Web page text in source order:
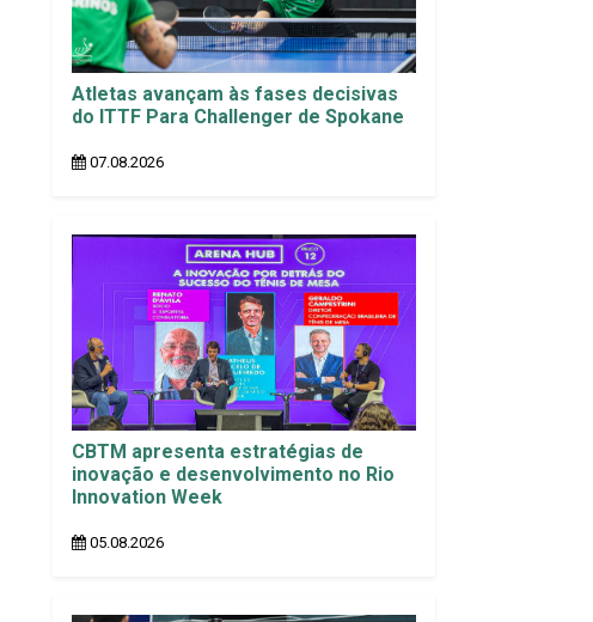
Atletas avançam às fases decisivas
do ITTF Para Challenger de Spokane
07.08.2026
CBTM apresenta estratégias de
inovação e desenvolvimento no Rio
Innovation Week
05.08.2026